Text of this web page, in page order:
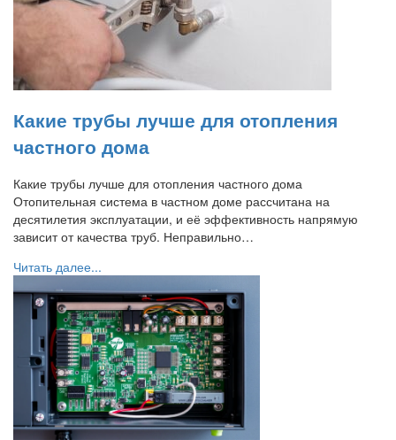
Какие трубы лучше для отопления
частного дома
Какие трубы лучше для отопления частного дома
Отопительная система в частном доме рассчитана на
десятилетия эксплуатации, и её эффективность напрямую
зависит от качества труб. Неправильно…
Читать далее...